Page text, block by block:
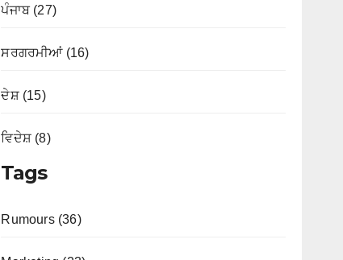
ਪੰਜਾਬ (27)
ਸਰਗਰਮੀਆਂ (16)
ਦੇਸ਼ (15)
ਵਿਦੇਸ਼ (8)
Tags
Rumours (36)